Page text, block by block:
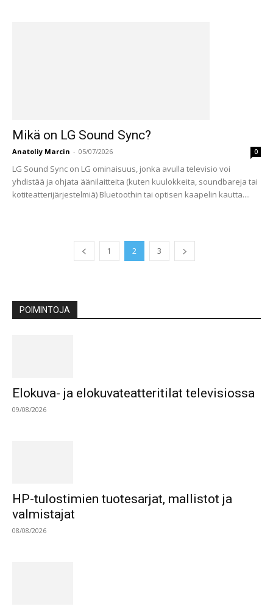
Mikä on LG Sound Sync?
Anatoliy Marcin - 05/07/2026 0
LG Sound Sync on LG ominaisuus, jonka avulla televisio voi
yhdistää ja ohjata äänilaitteita (kuten kuulokkeita, soundbareja tai
kotiteatterijärjestelmiä) Bluetoothin tai optisen kaapelin kautta....
1 2 3
POIMINTOJA
Elokuva- ja elokuvateatteritilat televisiossa
09/08/2026
HP-tulostimien tuotesarjat, mallistot ja
valmistajat
08/08/2026